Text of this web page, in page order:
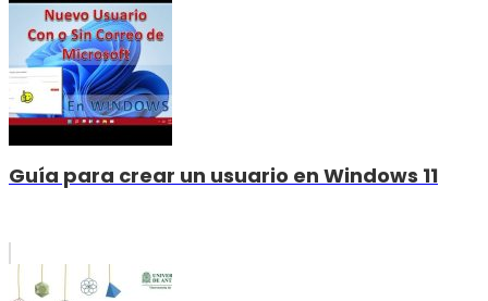
Guía para crear un usuario en Windows 11